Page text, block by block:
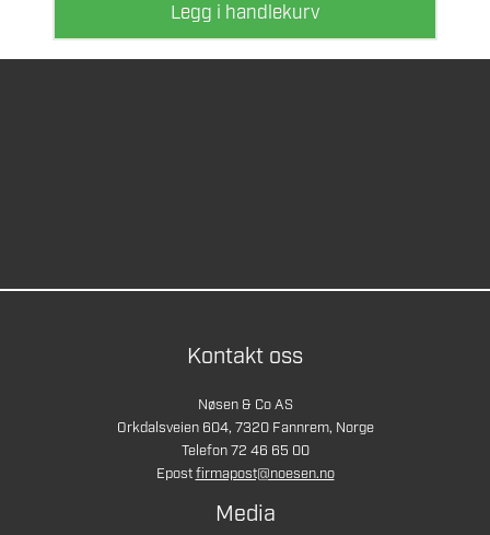
Legg i handlekurv
Kontakt oss
Nøsen & Co AS
Orkdalsveien 604, 7320 Fannrem, Norge
Telefon 72 46 65 00
Epostfirmapost@noesen.no
Media